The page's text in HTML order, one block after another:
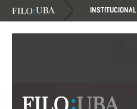
INSTITUCIONAL